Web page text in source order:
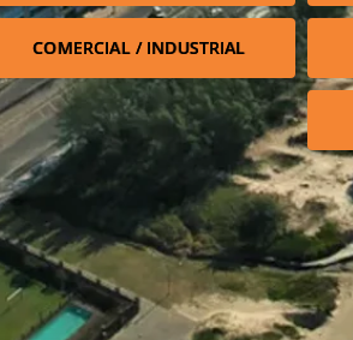
COMERCIAL / INDUSTRIAL